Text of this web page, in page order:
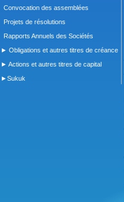
Convocation des assemblées
Projets de résolutions
Rapports Annuels des Sociétés
► Obligations et autres titres de créance
► Actions et autres titres de capital
►Sukuk